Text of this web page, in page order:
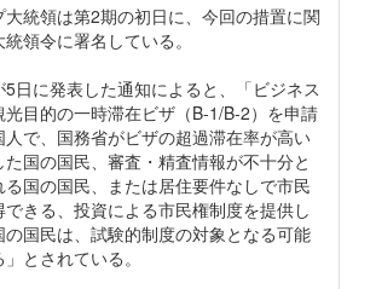
大統領は第2期の初日に、今回の措置に関
領令に署名している。
5日に発表した通知によると、「ビジネス
光目的の一時滞在ビザ（B-1/B-2）を申請
人で、国務省がビザの超過滞在率が高い
た国の国民、審査・精査情報が不十分と
る国の国民、または居住要件なしで市民
できる、投資による市民権制度を提供し
の国民は、試験的制度の対象となる可能
とされている。